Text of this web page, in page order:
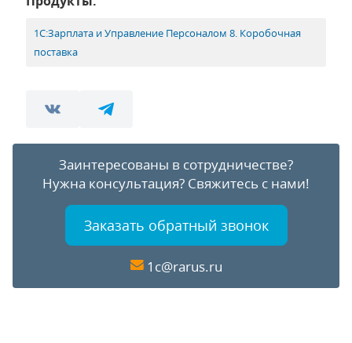
1С:Зарплата и Управление Персоналом 8. Коробочная
поставка
Заинтересованы в сотрудничестве?
Нужна консультация? Свяжитесь с нами!
Заказать обратный звонок
1c@rarus.ru